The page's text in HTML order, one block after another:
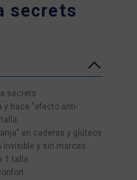
secrets
secrets
y hace "efecto anti-
en caderas y glúteos
invisible y sin marcas.
1 talla